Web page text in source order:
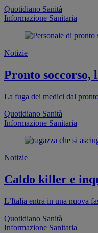
Quotidiano Sanità
Informazione Sanitaria
Notizie
Pronto soccorso,
La fuga dei medici dal
Quotidiano Sanità
Informazione Sanitaria
Notizie
Caldo killer e
L’Italia entra in una nuova
Quotidiano Sanità
Informazione Sanitaria